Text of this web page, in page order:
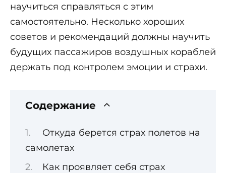
научиться справляться с этим
самостоятельно. Несколько хороших
советов и рекомендаций должны научить
будущих пассажиров воздушных кораблей
держать под контролем эмоции и страхи.
Содержание
Откуда берется страх полетов на
самолетах
Как проявляет себя страх